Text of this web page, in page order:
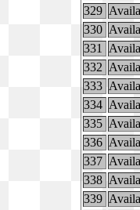
329
330
331
332
333
334
335
336
337
338
339